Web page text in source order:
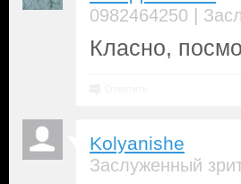
0982464250 |
Класно,
Kolyanishe
Заслуженный